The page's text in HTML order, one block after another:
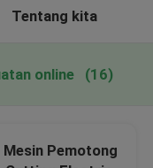
Tentang kita
online (16)
Pemotong